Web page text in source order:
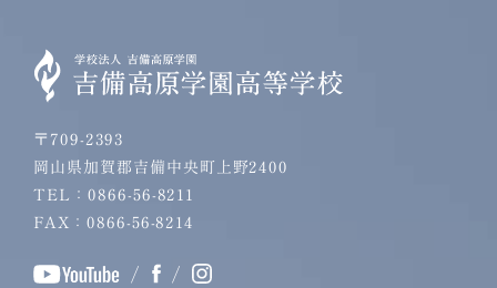
〒709-2393
岡山県加賀郡吉備中央町上野2400
TEL：0866-56-8211
FAX：0866-56-8214
/ /